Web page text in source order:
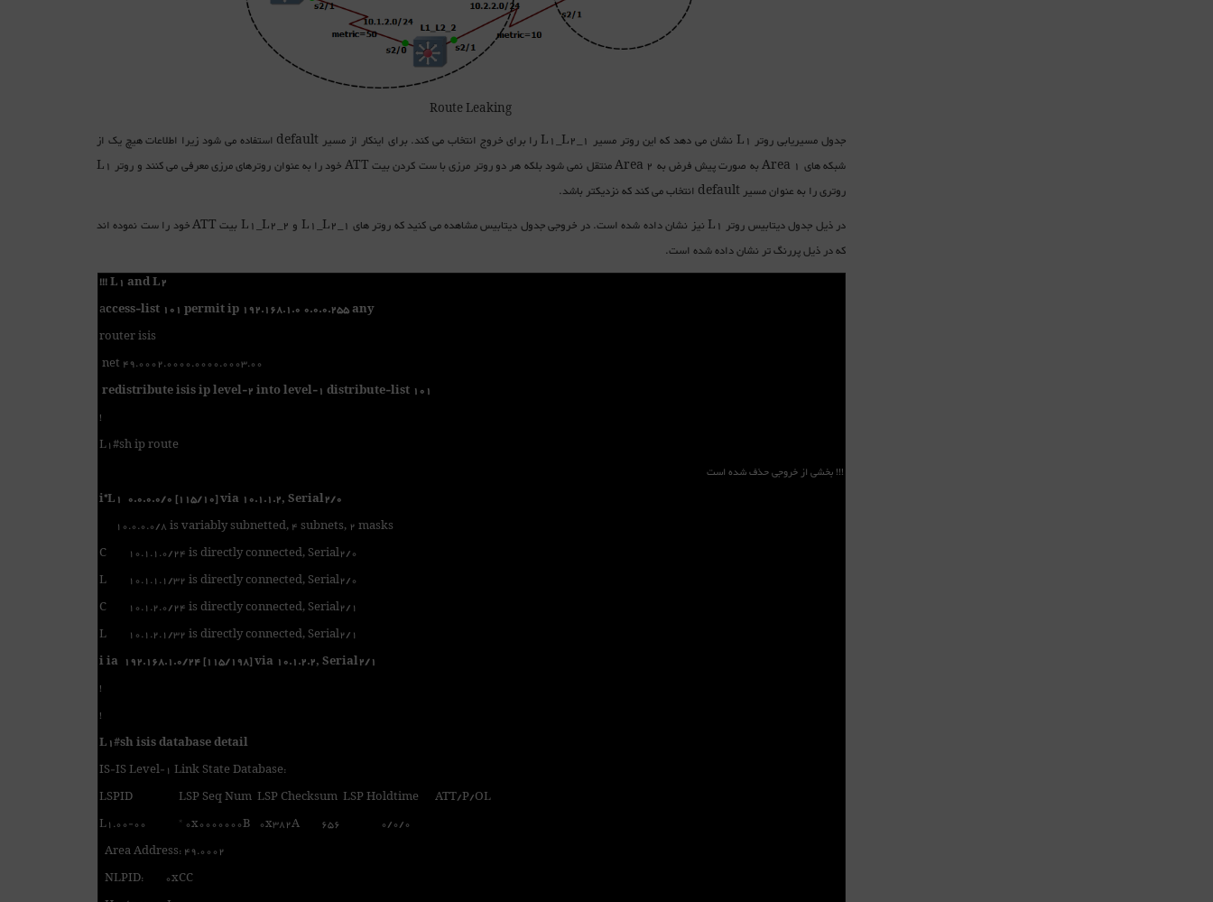
Route Leaking
جدول مسیریابی روتر L1 نشان می دهد که این روتر مسیر L1_L2_1 را برای خروج انتخاب می کند. برای اینکار از مسیر default استفاده می شود زیرا اطلاعات هیچ یک از
شبکه های Area 1 به صورت پیش فرض به Area 2 منتقل نمی شود بلکه هر دو روتر مرزی با ست کردن بیت ATT خود را به عنوان روترهای مرزی معرفی می کنند و روتر L1
روتری را به عنوان مسیر default انتخاب می کند که نزدیکتر باشد.
در ذیل جدول دیتابیس روتر L1 نیز نشان داده شده است. در خروجی جدول دیتابیس مشاهده می کنید که روتر های L1_L2_1 و L1_L2_2 بیت ATT خود را ست نموده اند
که در ذیل پررنگ تر نشان داده شده است.
!!! L1 and L2
access-list 101 permit ip 192.168.1.0 0.0.0.255 any
router isis
net 49.0002.0000.0000.0003.00
redistribute isis ip level-2 into level-1 distribute-list 101
!
L1#sh ip route
!!! بخشی از خروجی حذف شده است
i*L1 0.0.0.0/0 [115/10] via 10.1.1.2, Serial2/0
10.0.0.0/8 is variably subnetted, 4 subnets, 2 masks
C 10.1.1.0/24 is directly connected, Serial2/0
L 10.1.1.1/32 is directly connected, Serial2/0
C 10.1.2.0/24 is directly connected, Serial2/1
L 10.1.2.1/32 is directly connected, Serial2/1
i ia 192.168.1.0/24 [115/198] via 10.1.2.2, Serial2/1
!
!
L1#sh isis database detail
IS-IS Level-1 Link State Database:
LSPID LSP Seq Num LSP Checksum LSP Holdtime ATT/P/OL
L1.00-00 * 0x0000000B 0x382A 656 0/0/0
Area Address: 49.0002
NLPID: 0xCC